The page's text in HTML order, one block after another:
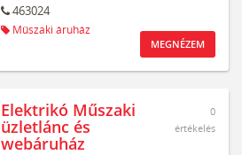
463024
Műszaki áruház
MEGNÉZEM
Elektrikó Műszaki
üzletlánc és
webáruház
0
értékelés